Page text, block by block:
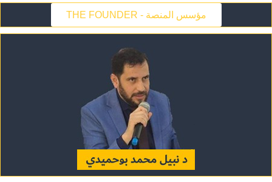
THE FOUNDER - مؤسس المنصة